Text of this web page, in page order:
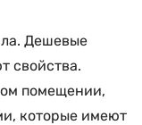
Дешевые
свойства.
помещении,
которые имеют